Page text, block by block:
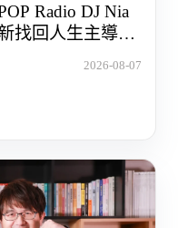
Radio DJ Nia
找回人生主導權
2026-08-07